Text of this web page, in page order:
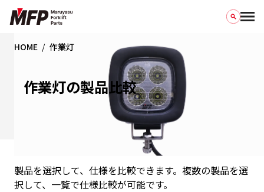
HOME 作業灯
作業灯の製品比較
製品を選択して、仕様を比較できます。複数の製品を選
択して、一覧で仕様比較が可能です。